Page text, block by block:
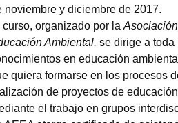
noviembre y diciembre de 2017.
curso, organizado por la
Ambiental,se dirige a toda
en educación
quiera formarse en los procesos
de proyectos de
el trabajo en grupos